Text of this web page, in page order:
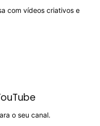
com vídeos criativos e
o seu canal.